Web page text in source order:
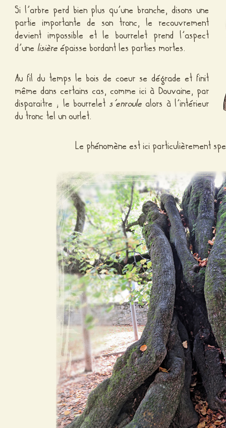
Si l’arbre perd bien plus qu’une branche, disons une
partie importante de son tronc, le recouvrement
devient impossible et le bourrelet prend l’aspect
d’une lisièreépaisse bordant les parties mortes.
Au fil du temps le bois de coeur se dégrade et finit
même dans certains cas, comme ici à Douvaine, par
disparaitre ; le bourrelets’enroule alors à l’intérieur
du tronc tel un ourlet.
Le phénomène est ici particulièrement